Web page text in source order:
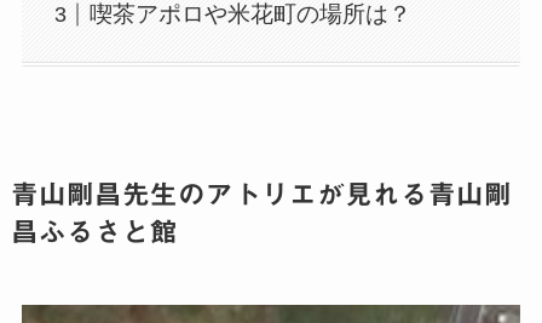
喫茶アポロや米花町の場所は？
青山剛昌先生のアトリエが見れる青山剛
昌ふるさと館